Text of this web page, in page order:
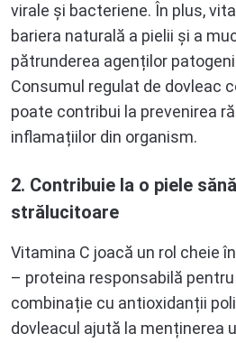
virale și bacteriene. În plus,
bariera naturală a pielii și a
pătrunderea agenților
Consumul regulat de dovleac
poate contribui la prevenirea
inflamațiilor din organism.
2. Contribuie la o piele
strălucitoare
Vitamina C joacă un rol cheie
– proteina responsabilă
combinație cu antioxidanții
dovleacul ajută la menținerea